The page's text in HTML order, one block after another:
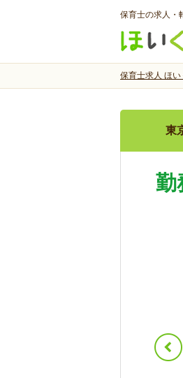
保育士の求人・
保育士求人 ほい
東
勤